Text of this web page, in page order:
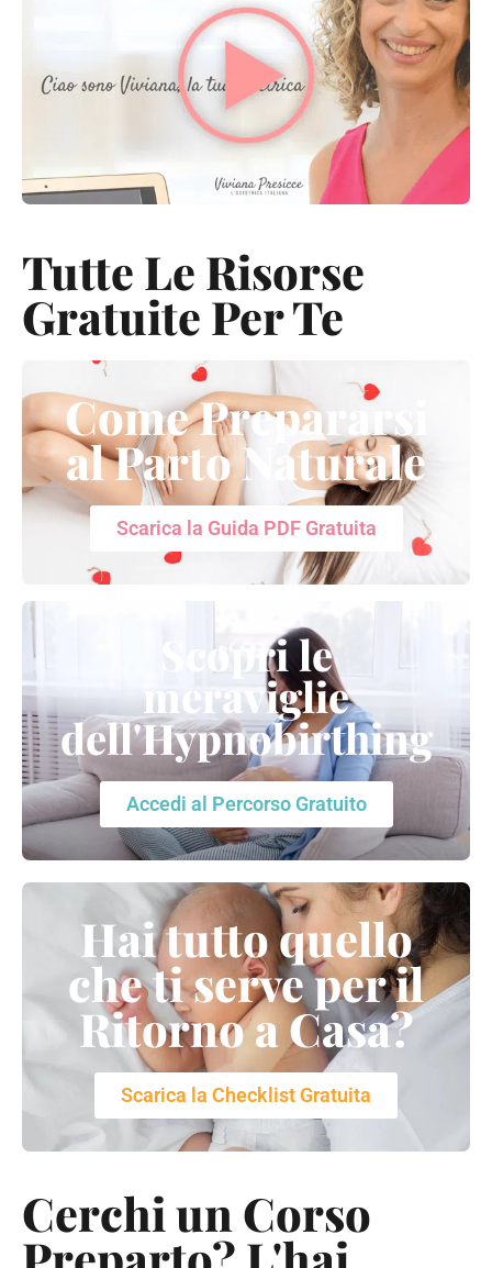
Tutte Le Risorse
Gratuite Per Te
Come Prepararsi
al Parto Naturale
Scarica la Guida PDF Gratuita
Scopri le
meraviglie
dell'Hypnobirthing
Accedi al Percorso Gratuito
Hai tutto quello
che ti serve per il
Ritorno a Casa?
Scarica la Checklist Gratuita
Cerchi un Corso